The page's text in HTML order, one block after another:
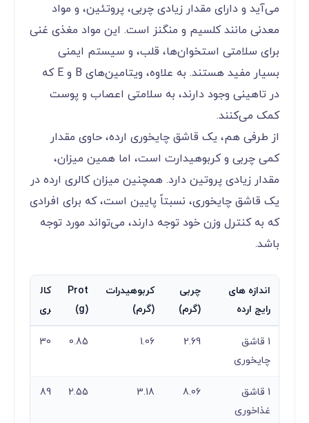
می‌آید و دارای مقدار زیادی چربی، پروتئین، و مواد
معدنی مانند کلسیم و منگنز است. این مواد مغذی غنی
برای سلامتی استخوان‌ها، قلب، و سیستم ایمنی
بسیار مفید هستند. به علاوه، ویتامین‌های B و E که
در تاهینی وجود دارند، به سلامتی اعصاب و پوست
کمک می‌کنند.
از طرفی هم، یک قاشق چایخوری ارده، حاوی مقدار
کمی چربی و کربوهیدارت است، اما همین میزان،
مقدار زیادی پروتین دارد. همچنین میزان کالری ارده در
یک قاشق چایخوری، نسبتاً پایین است، که برای افرادی
که به کنترل وزن خود توجه دارند، می‌تواند مورد توجه
باشد.
اندازه های
رایج ارده
چربی
(گرم)
کربوهیدرات
(گرم)
Prot
(g)
کال
ری
1 قاشق
چایخوری
2.69
1.06
0.85
30
1 قاشق
غذاخوری
8.06
3.18
2.55
89